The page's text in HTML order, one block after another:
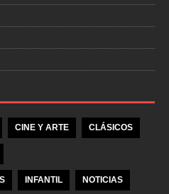
CINE Y ARTE CLÁSICOS
INFANTIL NOTICIAS